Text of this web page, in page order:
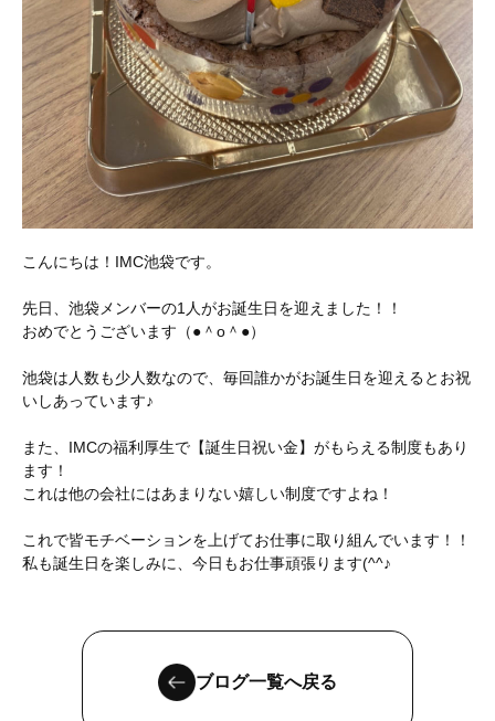
こんにちは！IMC池袋です。
先日、池袋メンバーの1人がお誕生日を迎えました！！
おめでとうございます（●＾o＾●）
池袋は人数も少人数なので、毎回誰かがお誕生日を迎えるとお祝
いしあっています♪
また、IMCの福利厚生で【誕生日祝い金】がもらえる制度もあり
ます！
これは他の会社にはあまりない嬉しい制度ですよね！
これで皆モチベーションを上げてお仕事に取り組んでいます！！
私も誕生日を楽しみに、今日もお仕事頑張ります(^^♪
ブログ一覧へ戻る